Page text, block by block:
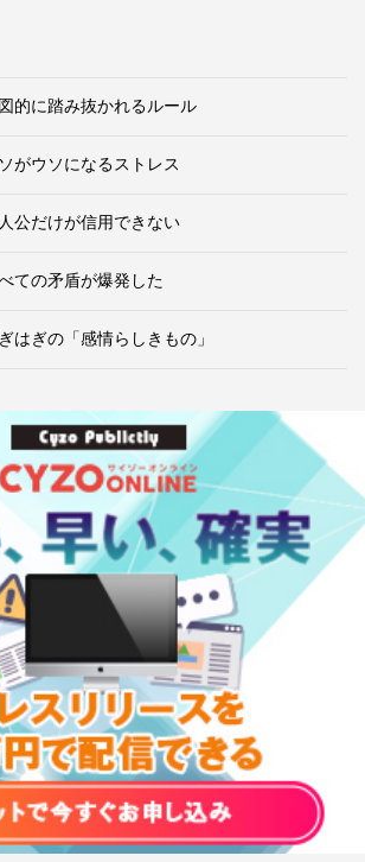
的に踏み抜かれるルール
がウソになるストレス
公だけが信用できない
ての矛盾が爆発した
はぎの「感情らしきもの」